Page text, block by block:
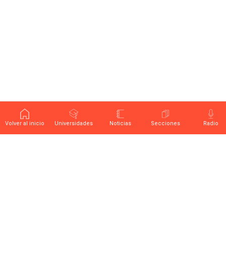
Volver al inicio Universidades Noticias Secciones Radio